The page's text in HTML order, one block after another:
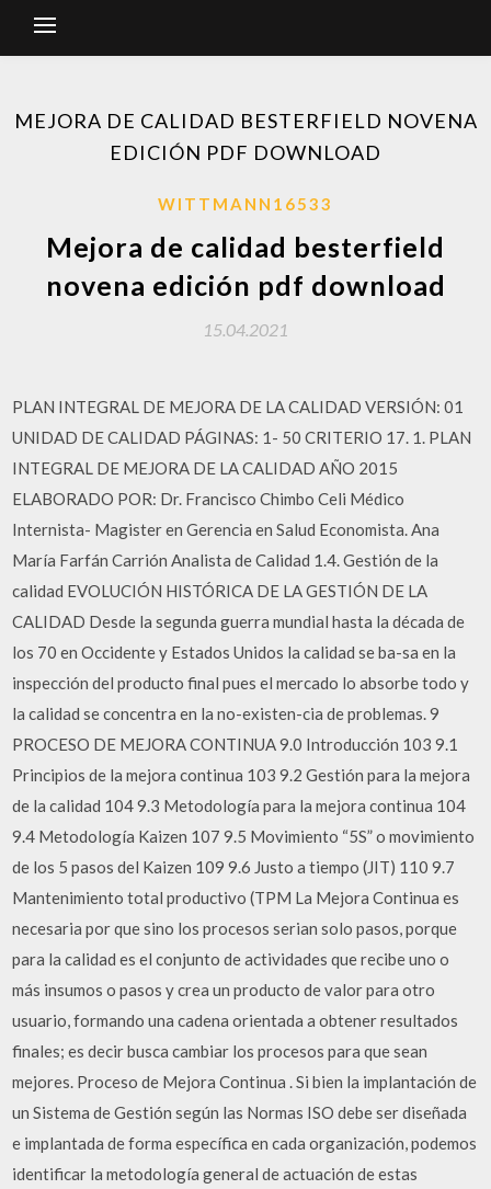
MEJORA DE CALIDAD BESTERFIELD NOVENA
EDICIÓN PDF DOWNLOAD
WITTMANN16533
Mejora de calidad besterfield
novena edición pdf download
15.04.2021
PLAN INTEGRAL DE MEJORA DE LA CALIDAD VERSIÓN: 01
UNIDAD DE CALIDAD PÁGINAS: 1- 50 CRITERIO 17. 1. PLAN
INTEGRAL DE MEJORA DE LA CALIDAD AÑO 2015
ELABORADO POR: Dr. Francisco Chimbo Celi Médico
Internista- Magister en Gerencia en Salud Economista. Ana
María Farfán Carrión Analista de Calidad 1.4. Gestión de la
calidad EVOLUCIÓN HISTÓRICA DE LA GESTIÓN DE LA
CALIDAD Desde la segunda guerra mundial hasta la década de
los 70 en Occidente y Estados Unidos la calidad se ba-sa en la
inspección del producto final pues el mercado lo absorbe todo y
la calidad se concentra en la no-existen-cia de problemas. 9
PROCESO DE MEJORA CONTINUA 9.0 Introducción 103 9.1
Principios de la mejora continua 103 9.2 Gestión para la mejora
de la calidad 104 9.3 Metodología para la mejora continua 104
9.4 Metodología Kaizen 107 9.5 Movimiento “5S” o movimiento
de los 5 pasos del Kaizen 109 9.6 Justo a tiempo (JIT) 110 9.7
Mantenimiento total productivo (TPM La Mejora Continua es
necesaria por que sino los procesos serian solo pasos, porque
para la calidad es el conjunto de actividades que recibe uno o
más insumos o pasos y crea un producto de valor para otro
usuario, formando una cadena orientada a obtener resultados
finales; es decir busca cambiar los procesos para que sean
mejores. Proceso de Mejora Continua . Si bien la implantación de
un Sistema de Gestión según las Normas ISO debe ser diseñada
e implantada de forma específica en cada organización, podemos
identificar la metodología general de actuación de estas